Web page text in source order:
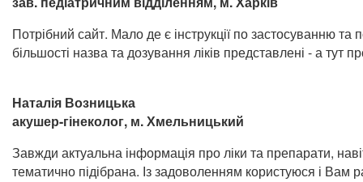
Потрібний сайт. Мало де є інструкції по застосуванню та
більшості назва та дозування ліків представлені - а тут
Наталія Возницька
акушер-гінеколог, м. Хмельницький
Завжди актуальна інформація про ліки та препарати,
тематично підібрана. Із задоволенням користуюся і Вам